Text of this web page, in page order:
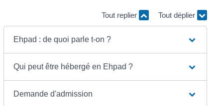
Tout replier Tout déplier
Ehpad : de quoi parle t-on ?
Qui peut être hébergé en Ehpad ?
Demande d'admission